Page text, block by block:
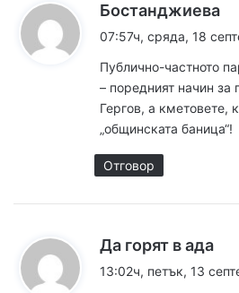
Бостанджиева
а
:
07:57ч, сряда, 18
Публично-частното
– поредният начин
Гергов, а кметовете,
„общинската баница“!
Отговор
Да горят в ада
13:02ч, петък, 13